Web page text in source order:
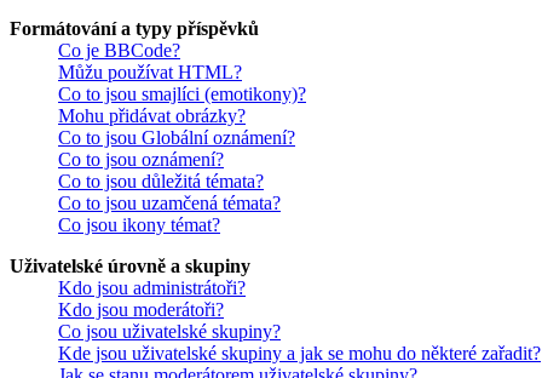
Formátování a typy příspěvků
Co je BBCode?
Můžu používat HTML?
Co to jsou smajlíci (emotikony)?
Mohu přidávat obrázky?
Co to jsou Globální oznámení?
Co to jsou oznámení?
Co to jsou důležitá témata?
Co to jsou uzamčená témata?
Co jsou ikony témat?
Uživatelské úrovně a skupiny
Kdo jsou administrátoři?
Kdo jsou moderátoři?
Co jsou uživatelské skupiny?
Kde jsou uživatelské skupiny a jak se mohu do některé zařadit?